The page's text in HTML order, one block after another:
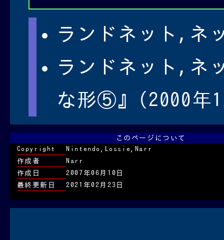
ランドネット,ネ
ランドネット,ネ
な形⑤』(2000年
このページについて
Copyright
Nintendo,Lossie,Narr
作成者
Narr
作成日
2007年06月10日
最終更新日
2021年02月23日